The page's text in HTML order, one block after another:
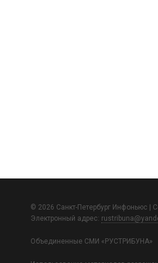
© 2026 Санкт-Петербург Инфоньюс |
Электронный адрес:
Объединенные СМИ «РУСТРИБУНА»